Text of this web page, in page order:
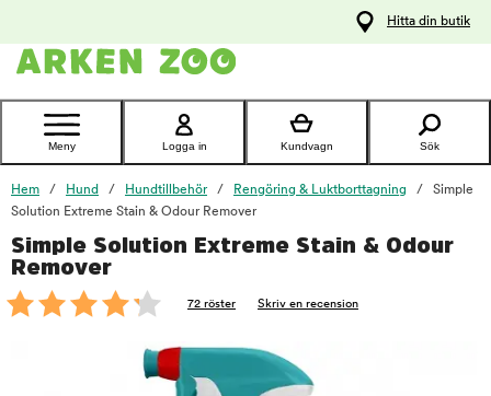
Kontakta
Hitta din butik
Meny Logga in Kundvagn Sök
Hem Hund Hundtillbehör Rengöring & Luktborttagning
Simple
Solution Extreme Stain & Odour Remover
Simple Solution Extreme Stain & Odour
Remover
72 röster Skriv en recension
foo